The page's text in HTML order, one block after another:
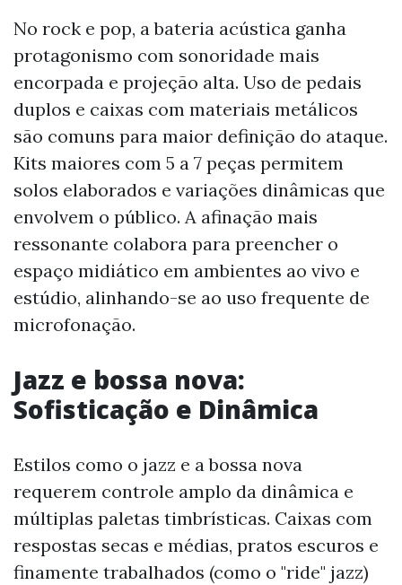
No rock e pop, a bateria acústica ganha
protagonismo com sonoridade mais
encorpada e projeção alta. Uso de pedais
duplos e caixas com materiais metálicos
são comuns para maior definição do ataque.
Kits maiores com 5 a 7 peças permitem
solos elaborados e variações dinâmicas que
envolvem o público. A afinação mais
ressonante colabora para preencher o
espaço midiático em ambientes ao vivo e
estúdio, alinhando-se ao uso frequente de
microfonação.
Jazz e bossa nova:
Sofisticação e Dinâmica
Estilos como o jazz e a bossa nova
requerem controle amplo da dinâmica e
múltiplas paletas timbrísticas. Caixas com
respostas secas e médias, pratos escuros e
finamente trabalhados (como o "ride" jazz)